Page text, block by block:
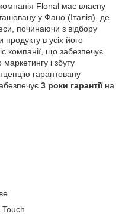
Flonal має власну
у Фано (Італія), де
починаючи з відбору
продукту в усіх його
компанії, що забезпечує
і збуту
гарантовану
3 роки гарантіїна
Touch